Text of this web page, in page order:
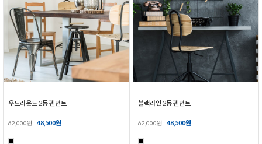
우드라운드 2등 펜던트
62,000원 48,500원
블랙라인 2등 펜던트
62,000원 48,500원